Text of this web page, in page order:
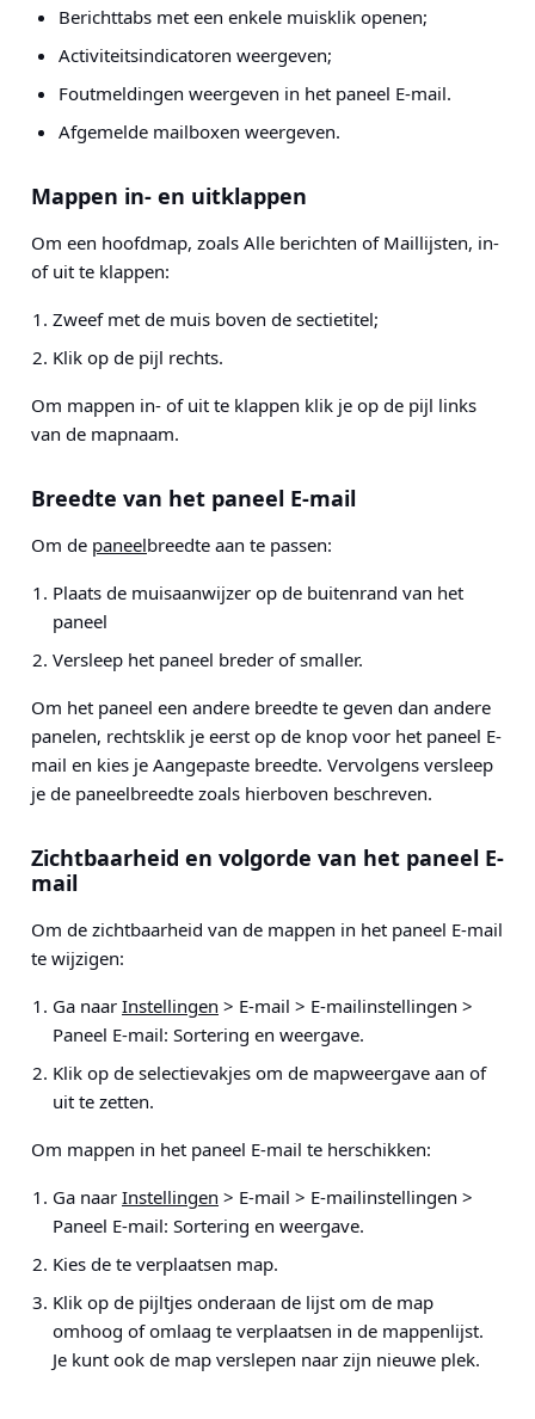
Berichttabs met een enkele muisklik openen;
Activiteitsindicatoren weergeven;
Foutmeldingen weergeven in het paneel E-mail.
Afgemelde mailboxen weergeven.
Mappen in- en uitklappen
Om een hoofdmap, zoals Alle berichten of Maillijsten, in-
of uit te klappen:
Zweef met de muis boven de sectietitel;
Klik op de pijl rechts.
Om mappen in- of uit te klappen klik je op de pijl links
van de mapnaam.
Breedte van het paneel E-mail
Om de paneelbreedte aan te passen:
Plaats de muisaanwijzer op de buitenrand van het
paneel
Versleep het paneel breder of smaller.
Om het paneel een andere breedte te geven dan andere
panelen, rechtsklik je eerst op de knop voor het paneel E-
mail en kies je Aangepaste breedte. Vervolgens versleep
je de paneelbreedte zoals hierboven beschreven.
Zichtbaarheid en volgorde van het paneel E-
mail
Om de zichtbaarheid van de mappen in het paneel E-mail
te wijzigen:
Ga naar Instellingen > E-mail > E-mailinstellingen >
Paneel E-mail: Sortering en weergave.
Klik op de selectievakjes om de mapweergave aan of
uit te zetten.
Om mappen in het paneel E-mail te herschikken:
Ga naar Instellingen > E-mail > E-mailinstellingen >
Paneel E-mail: Sortering en weergave.
Kies de te verplaatsen map.
Klik op de pijltjes onderaan de lijst om de map
omhoog of omlaag te verplaatsen in de mappenlijst.
Je kunt ook de map verslepen naar zijn nieuwe plek.